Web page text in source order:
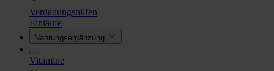
Verdauungshilfen
Einläufe
Nahrungsergänzung
Vitamine